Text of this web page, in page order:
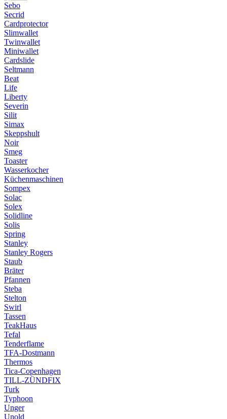
Sebo
Secrid
Cardprotector
Slimwallet
Twinwallet
Miniwallet
Cardslide
Seltmann
Beat
Life
Liberty
Severin
Silit
Simax
Skeppshult
Noir
Smeg
Toaster
Wasserkocher
Küchenmaschinen
Sompex
Solac
Solex
Solidline
Solis
Spring
Stanley
Stanley Rogers
Staub
Bräter
Pfannen
Steba
Stelton
Swirl
Tassen
TeakHaus
Tefal
Tenderflame
TFA-Dostmann
Thermos
Tica-Copenhagen
TILL-ZÜNDFIX
Turk
Typhoon
Unger
Unold